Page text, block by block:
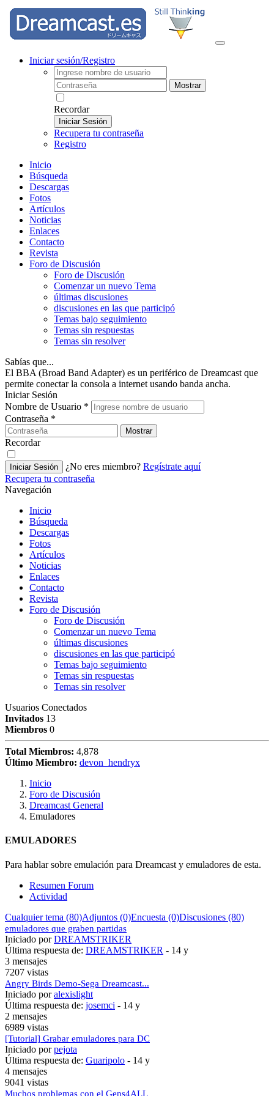
Iniciar sesión/Registro
Mostrar
Recordar
Iniciar Sesión
Recupera tu contraseña
Registro
Inicio
Búsqueda
Descargas
Fotos
Artículos
Noticias
Enlaces
Contacto
Revista
Foro de Discusión
Foro de Discusión
Comenzar un nuevo Tema
últimas discusiones
discusiones en las que participó
Temas bajo seguimiento
Temas sin respuestas
Temas sin resolver
Sabías que...
El BBA (Broad Band Adapter) es un periférico de Dreamcast que
permite conectar la consola a internet usando banda ancha.
Iniciar Sesión
Nombre de Usuario *
Contraseña *
Mostrar
Recordar
Iniciar Sesión ¿No eres miembro? Regístrate aquí
Recupera tu contraseña
Navegación
Inicio
Búsqueda
Descargas
Fotos
Artículos
Noticias
Enlaces
Contacto
Revista
Foro de Discusión
Foro de Discusión
Comenzar un nuevo Tema
últimas discusiones
discusiones en las que participó
Temas bajo seguimiento
Temas sin respuestas
Temas sin resolver
Usuarios Conectados
Invitados 13
Miembros 0
Total Miembros: 4,878
Último Miembro: devon_hendryx
Inicio
Foro de Discusión
Dreamcast General
Emuladores
EMULADORES
Para hablar sobre emulación para Dreamcast y emuladores de esta.
Resumen Forum
Actividad
Cualquier tema (80)Adjuntos (0)Encuesta (0)Discusiones (80)
emuladores que graben partidas
Iniciado porDREAMSTRIKER
Última respuesta de: DREAMSTRIKER - 14 y
3 mensajes
7207 vistas
Angry Birds Demo-Sega Dreamcast...
Iniciado poralexislight
Última respuesta de: josemci - 14 y
2 mensajes
6989 vistas
[Tutorial] Grabar emuladores para DC
Iniciado porpejota
Última respuesta de: Guaripolo - 14 y
4 mensajes
9041 vistas
Muchos problemas con el Gens4ALL